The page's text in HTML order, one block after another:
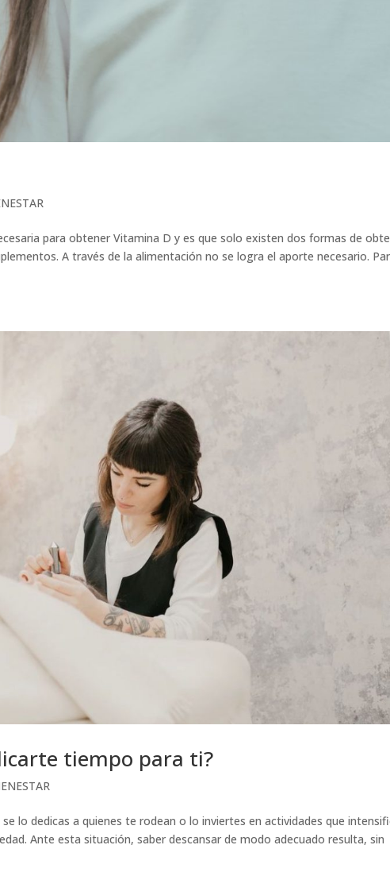
para obtener Vitamina D y es que solo existen dos formas de
A través de la alimentación no se logra el aporte necesario.
tiempo para ti?
lo dedicas a quienes te rodean o lo inviertes en actividades que
Ante esta situación, saber descansar de modo adecuado resulta, sin